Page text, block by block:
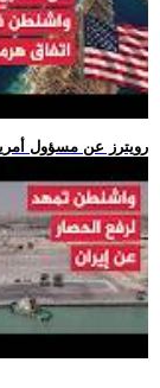
.. رويترز عن مسؤول